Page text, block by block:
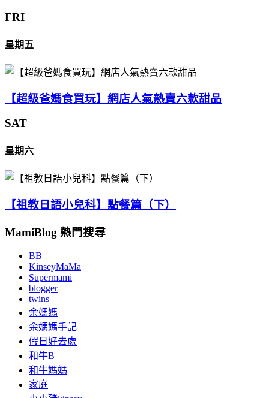
FRI
星期五
【超級爸媽食買玩】網店人氣熱賣六款甜品
SAT
星期六
【祖教日語小兒科】點餐篇（下）
MamiBlog 熱門搜尋
BB
KinseyMaMa
Supermami
blogger
twins
余媽媽
余媽媽手記
假日好去處
和牛B
和牛媽媽
家庭